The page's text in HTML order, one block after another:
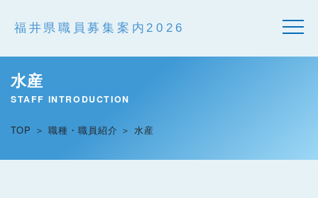
水産
STAFF INTRODUCTION
TOP 職種・職員紹介 水産